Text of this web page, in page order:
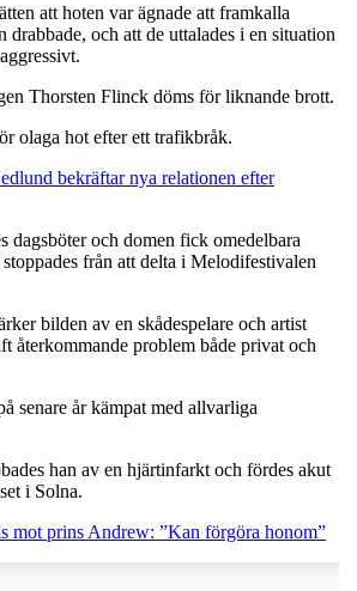
att hoten var ägnade att framkalla
drabbade, och att de uttalades i en situation
Thorsten Flinck döms för liknande brott.
olaga hot efter ett trafikbråk.
bekräftar nya relationen efter
dagsböter och domen fick omedelbara
från att delta i Melodifestivalen
bilden av en skådespelare och artist
återkommande problem både privat och
senare år kämpat med allvarliga
han av en hjärtinfarkt och fördes akut
i Solna.
mot prins Andrew: ”Kan förgöra honom”